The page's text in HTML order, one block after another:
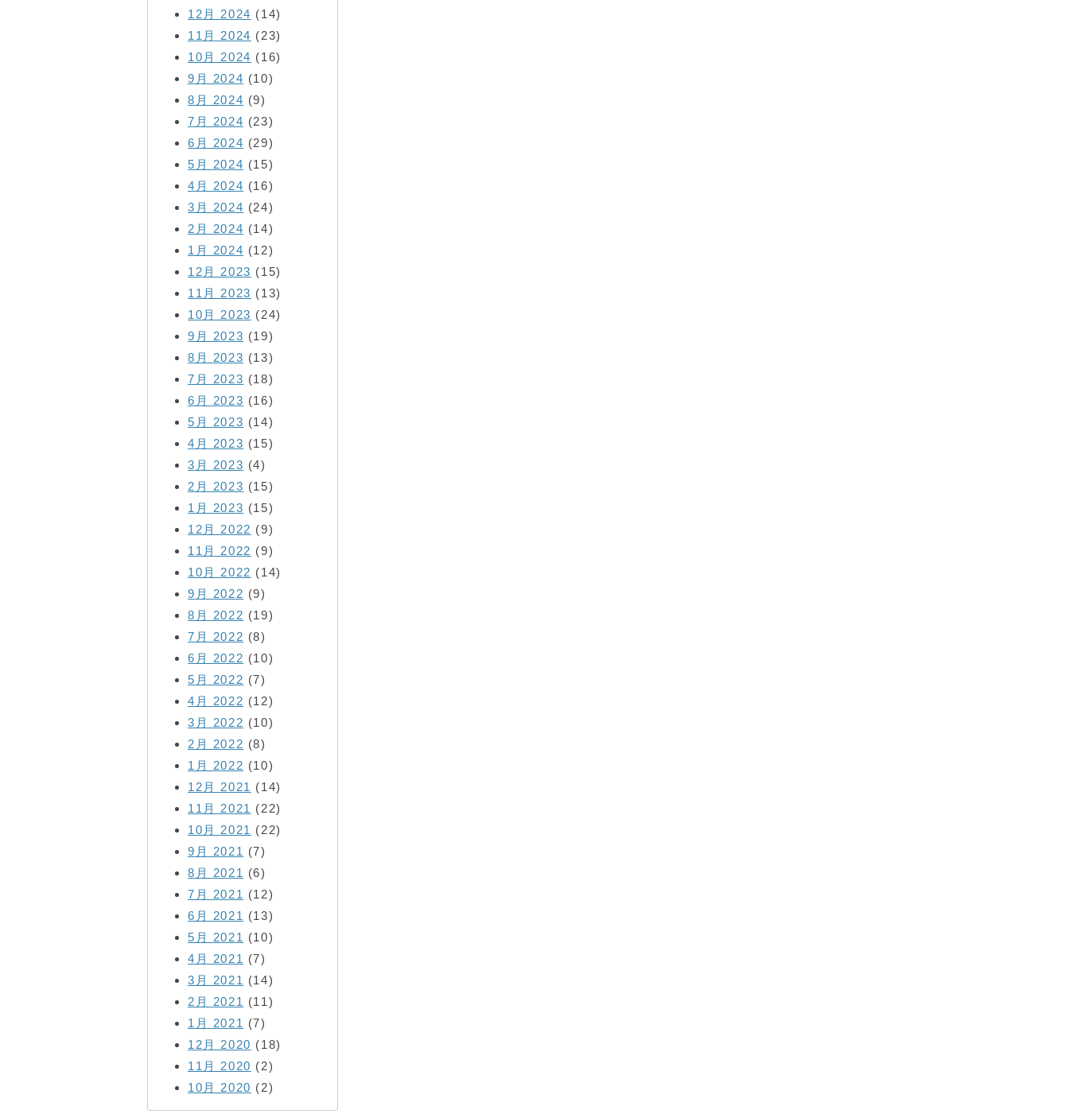
12月 2024 (14)
11月 2024 (23)
10月 2024 (16)
9月 2024 (10)
8月 2024 (9)
7月 2024 (23)
6月 2024 (29)
5月 2024 (15)
4月 2024 (16)
3月 2024 (24)
2月 2024 (14)
1月 2024 (12)
12月 2023 (15)
11月 2023 (13)
10月 2023 (24)
9月 2023 (19)
8月 2023 (13)
7月 2023 (18)
6月 2023 (16)
5月 2023 (14)
4月 2023 (15)
3月 2023 (4)
2月 2023 (15)
1月 2023 (15)
12月 2022 (9)
11月 2022 (9)
10月 2022 (14)
9月 2022 (9)
8月 2022 (19)
7月 2022 (8)
6月 2022 (10)
5月 2022 (7)
4月 2022 (12)
3月 2022 (10)
2月 2022 (8)
1月 2022 (10)
12月 2021 (14)
11月 2021 (22)
10月 2021 (22)
9月 2021 (7)
8月 2021 (6)
7月 2021 (12)
6月 2021 (13)
5月 2021 (10)
4月 2021 (7)
3月 2021 (14)
2月 2021 (11)
1月 2021 (7)
12月 2020 (18)
11月 2020 (2)
10月 2020 (2)